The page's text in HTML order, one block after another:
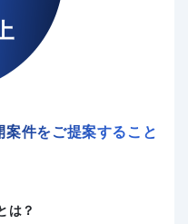
件をご提案すること
は？